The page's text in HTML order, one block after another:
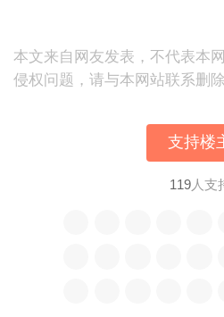
本文来自网友发表，不代表本
侵权问题，请与本网站联系删除
支持楼
119人支